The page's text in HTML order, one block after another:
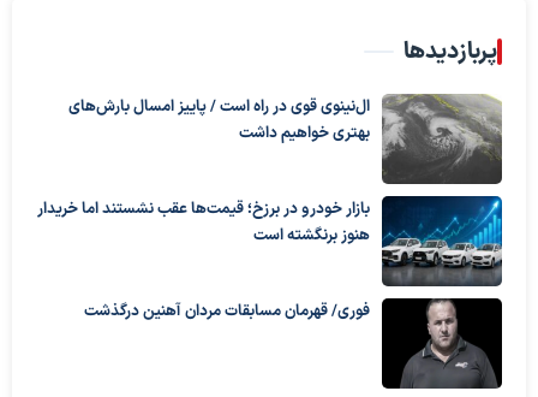
پربازدیدها
ال‌نینوی قوی در راه است / پاییز امسال بارش‌های
بهتری خواهیم داشت
بازار خودرو در برزخ؛ قیمت‌ها عقب نشستند اما خریدار
هنوز برنگشته است
فوری/ قهرمان مسابقات مردان آهنین درگذشت